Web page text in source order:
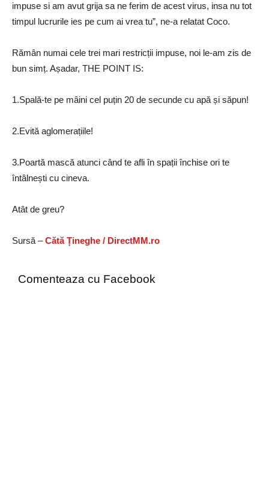
impuse si am avut grija sa ne ferim de acest virus, insa nu tot
timpul lucrurile ies pe cum ai vrea tu”, ne-a relatat Coco.
Rămân numai cele trei mari restricții impuse, noi le-am zis de
bun simț. Așadar, THE POINT IS:
1.Spală-te pe mâini cel puțin 20 de secunde cu apă și săpun!
2.Evită aglomerațiile!
3.Poartă mască atunci când te afli în spații închise ori te
întâlnești cu cineva.
Atât de greu?
Sursă –Cătă Țineghe / DirectMM.ro
Comenteaza cu Facebook